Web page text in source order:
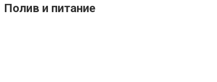
Полив и питание